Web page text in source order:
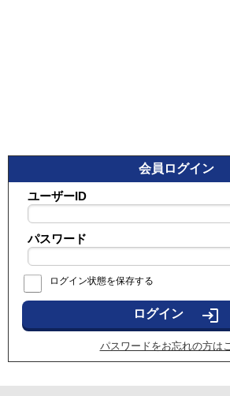
会員ログイン
ユーザーID
パスワード
ログイン状態を保存する
login
パスワードをお忘れの方は